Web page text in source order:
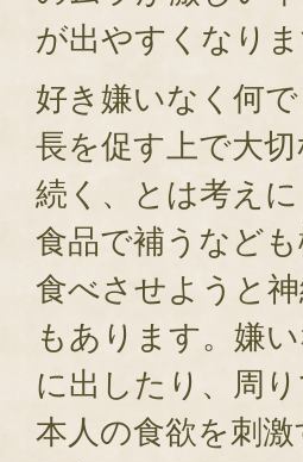
が出やすくなりま
好き嫌いなく何
長を促す上で大
続く、とは考え
食品で補うなど
食べさせようと
もあります。嫌
に出したり、周
本人の食欲を刺